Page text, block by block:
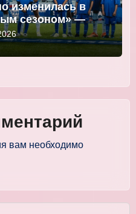
изменилась в
сезоном» —
вам необходимо